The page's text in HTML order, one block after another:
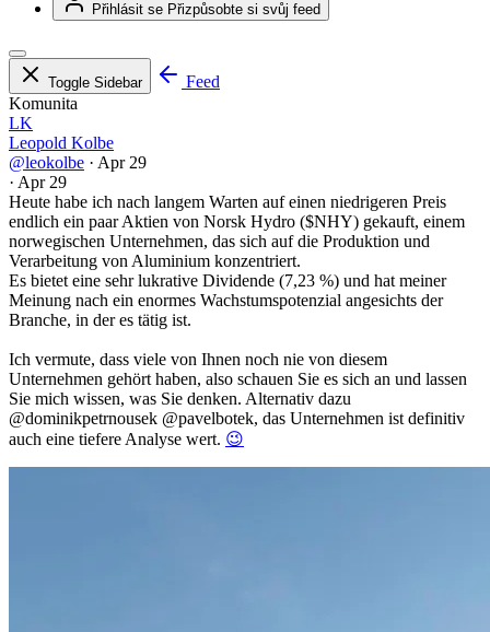
Přihlásit se Přizpůsobte si svůj feed
Toggle Sidebar
Feed
Komunita
LK
Leopold Kolbe
@leokolbe · Apr 29
· Apr 29
Heute habe ich nach langem Warten auf einen niedrigeren Preis
endlich ein paar Aktien von Norsk Hydro ($NHY) gekauft, einem
norwegischen Unternehmen, das sich auf die Produktion und
Verarbeitung von Aluminium konzentriert.
Es bietet eine sehr lukrative Dividende (7,23 %) und hat meiner
Meinung nach ein enormes Wachstumspotenzial angesichts der
Branche, in der es tätig ist.
Ich vermute, dass viele von Ihnen noch nie von diesem
Unternehmen gehört haben, also schauen Sie es sich an und lassen
Sie mich wissen, was Sie denken. Alternativ dazu
@dominikpetrnousek @pavelbotek, das Unternehmen ist definitiv
auch eine tiefere Analyse wert. 😉